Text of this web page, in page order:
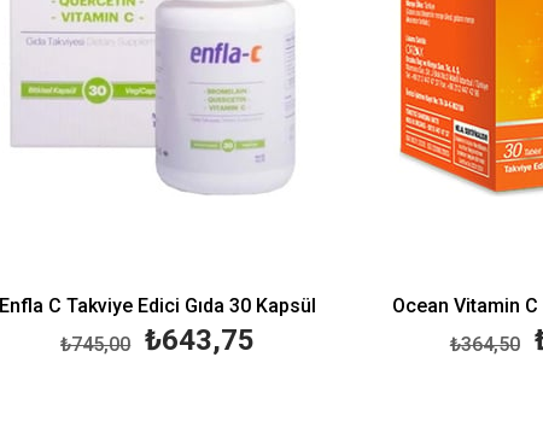
Enfla C Takviye Edici Gıda 30 Kapsül
₺643,75
₺745,00
Ocean Vitamin
₺364,50